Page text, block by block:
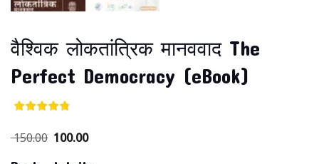
वैश्विक लोकतांत्रिक मानववाद The
Perfect Democracy (eBook)
150.00 100.00